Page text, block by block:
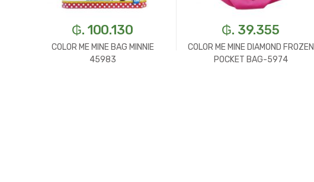
₲. 100.130
COLOR ME MINE BAG MINNIE
45983
₲. 39.355
COLOR ME MINE DIAMOND FROZEN
POCKET BAG-5974